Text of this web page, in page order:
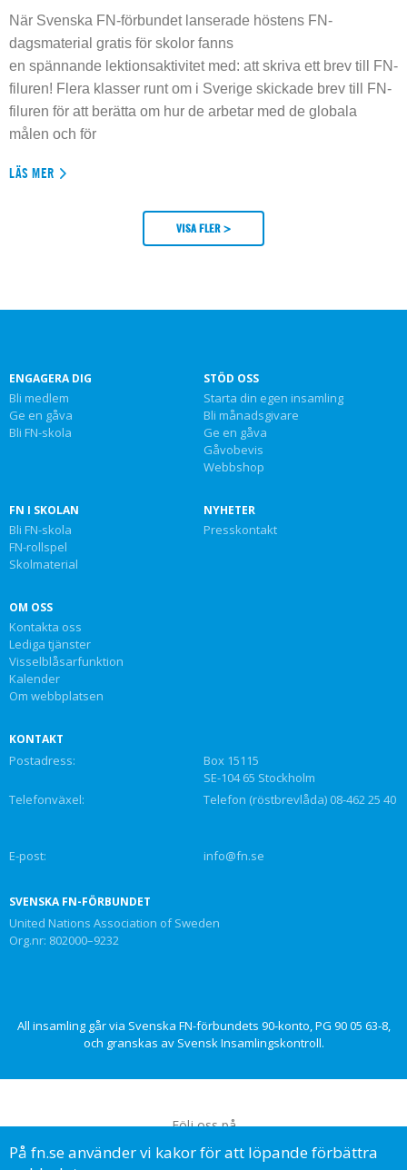
När Svenska FN-förbundet lanserade höstens FN-
dagsmaterial gratis för skolor fanns
en spännande lektionsaktivitet med: att skriva ett brev till FN-
filuren! Flera klasser runt om i Sverige skickade brev till FN-
filuren för att berätta om hur de arbetar med de globala
målen och för
LÄS MER
VISA FLER >
ENGAGERA DIG
Bli medlem
Ge en gåva
Bli FN-skola
STÖD OSS
Starta din egen insamling
Bli månadsgivare
Ge en gåva
Gåvobevis
Webbshop
FN I SKOLAN
Bli FN-skola
FN-rollspel
Skolmaterial
NYHETER
Presskontakt
OM OSS
Kontakta oss
Lediga tjänster
Visselblåsarfunktion
Kalender
Om webbplatsen
KONTAKT
Postadress:
Box 15115
SE-104 65 Stockholm
Telefonväxel:
Telefon (röstbrevlåda) 08-462 25 40
E-post: info@fn.se
SVENSKA FN-FÖRBUNDET
United Nations Association of Sweden
Org.nr: 802000–9232
All insamling går via Svenska FN-förbundets 90-konto, PG 90 05 63-8,
och granskas av Svensk Insamlingskontroll.
Följ oss på
På fn.se använder vi kakor för att löpande förbättra